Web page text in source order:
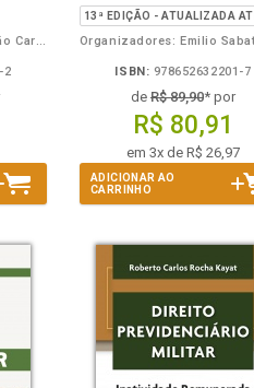
Jorge Cesar de Assis, João Carlos Toledo Júnior
2 ISBN: 978652632201-7
de R$ 89,90* por
R$ 80,91
em 3x de R$ 26,97
ADICIONAR AO
CARRINHO